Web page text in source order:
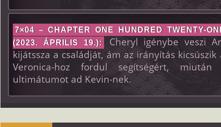
7×04 – CHAPTER ONE HUNDRED TWENTY-
(2023. ÁPRILIS 19.): Cheryl igénybe veszi
kijátssza a családját, ám az irányítás kicsúszik
Veronica-hoz fordul segítségért,
ultimátumot ad Kevin-nek.